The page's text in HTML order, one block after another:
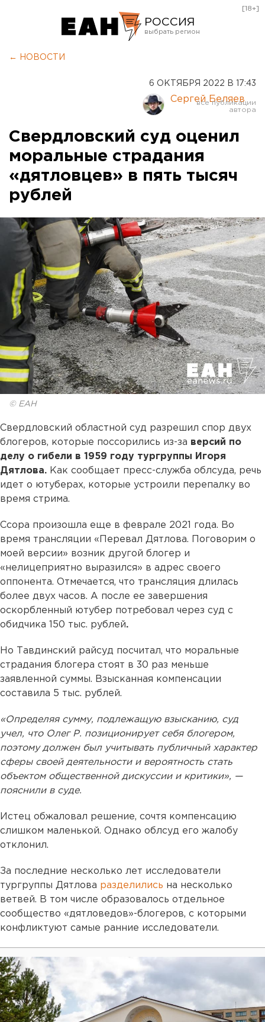
РОССИЯ
Курган
Оренбург
[18+]
← НОВОСТИ
6 ОКТЯБРЯ 2022 В 17:43
Сергей Беляев
Свердловский суд оценил
моральные страдания
«дятловцев» в пять тысяч
рублей
© ЕАН
Свердловский областной суд разрешил спор двух
блогеров, которые поссорились из-за версий по
делу о гибели в 1959 году тургруппы Игоря
Дятлова. Как сообщает пресс-служба облсуда, речь
идет о ютуберах, которые устроили перепалку во
время стрима.
Ссора произошла еще в феврале 2021 года. Во
время трансляции «Перевал Дятлова. Поговорим о
моей версии» возник другой блогер и
«нелицеприятно выразился» в адрес своего
оппонента. Отмечается, что трансляция длилась
более двух часов. А после ее завершения
оскорбленный ютубер потребовал через суд с
обидчика 150 тыс. рублей.
Но Тавдинский райсуд посчитал, что моральные
страдания блогера стоят в 30 раз меньше
заявленной суммы. Взысканная компенсации
составила 5 тыс. рублей.
«Определяя сумму, подлежащую взысканию, суд
учел, что Олег Р. позиционирует себя блогером,
поэтому должен был учитывать публичный характер
сферы своей деятельности и вероятность стать
объектом общественной дискуссии и критики», —
пояснили в суде.
Истец обжаловал решение, сочтя компенсацию
слишком маленькой. Однако облсуд его жалобу
отклонил.
За последние несколько лет исследователи
тургруппы Дятлова разделились на несколько
ветвей. В том числе образовалось отдельное
сообщество «дятловедов»-блогеров, с которыми
конфликтуют самые ранние исследователи.